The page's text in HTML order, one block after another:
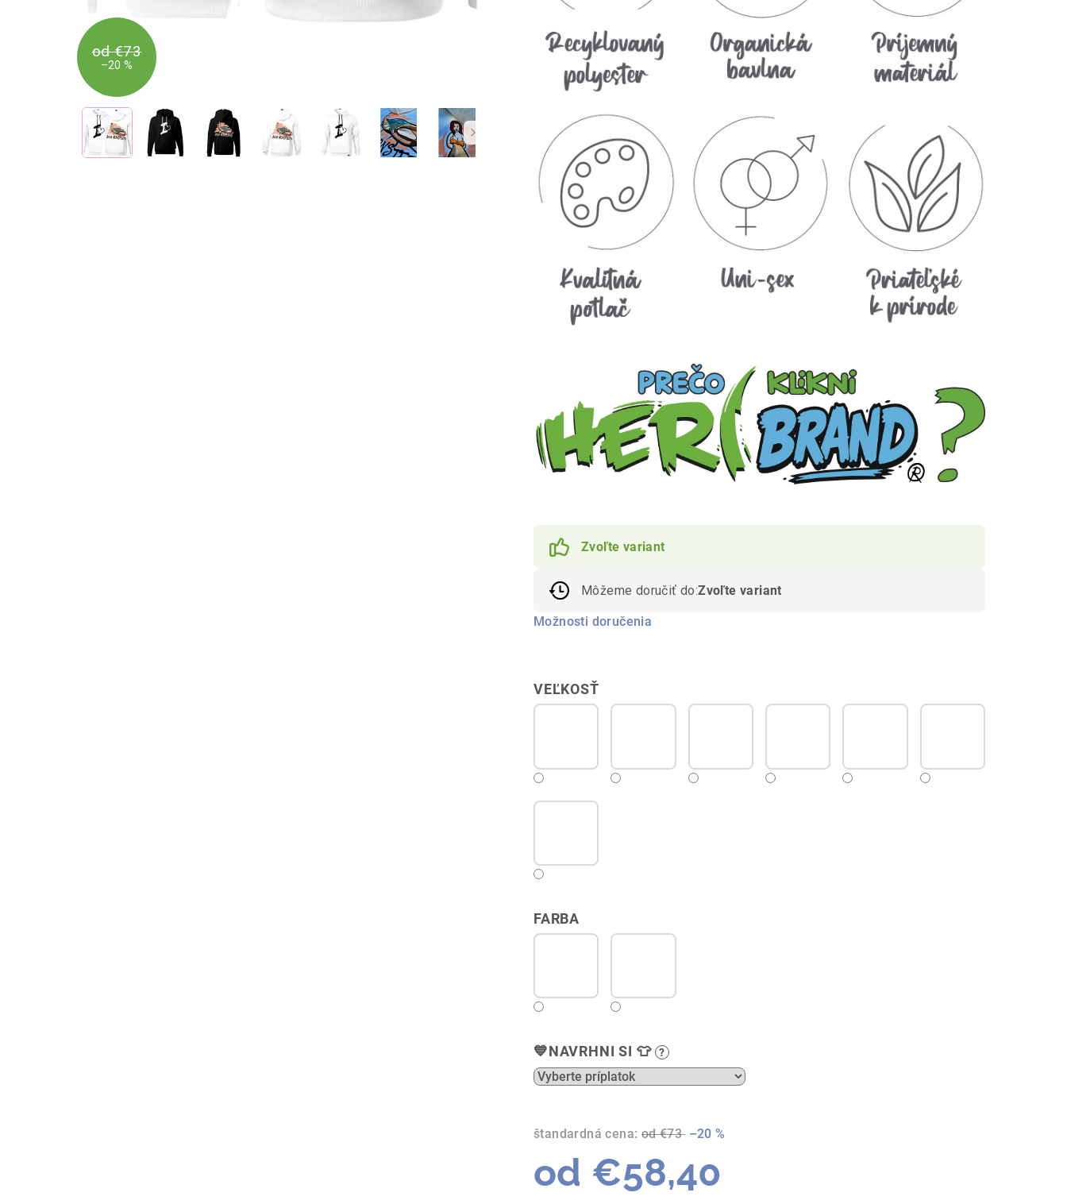
VEĽKOSŤ
FARBA
💙NAVRHNI SI 👕 ?
štandardná cena: od €73 –20 %
od €58,40
Zvoľte variant
Môžeme doručiť do:Zvoľte variant
Možnosti doručenia
od €73
–20 %